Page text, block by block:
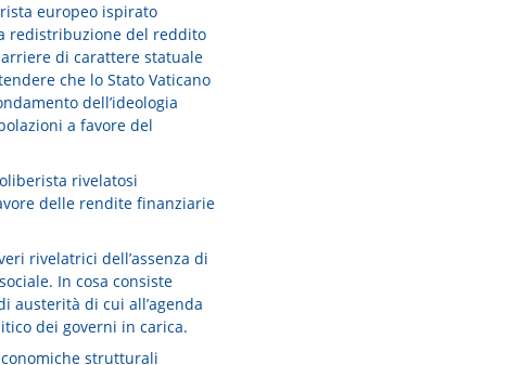
europeo ispirato
redistribuzione del reddito
di carattere statuale
che lo Stato Vaticano
dell’ideologia
a favore del
rivelatosi
delle rendite finanziarie
rivelatrici dell’assenza di
In cosa consiste
austerità di cui all’agenda
dei governi in carica.
strutturali